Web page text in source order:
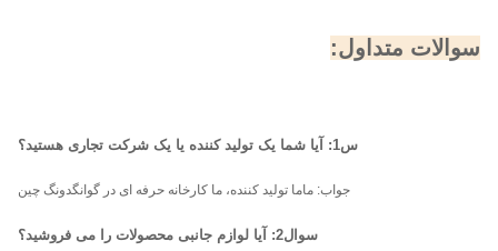
سوالات متداول:
س1: آیا شما یک تولید کننده یا یک شرکت تجاری هستید؟
جواب: ماما تولید کننده، ما کارخانه حرفه ای در گوانگدونگ چین
سوال2: آیا لوازم جانبی محصولات را می فروشید؟